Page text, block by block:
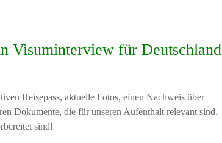
Visuminterview für Deutschland
Reisepass, aktuelle Fotos, einen Nachweis über
Dokumente, die für unseren Aufenthalt relevant sind.
sind!